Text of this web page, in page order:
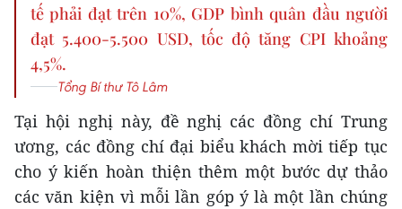
tế phải đạt trên 10%, GDP bình quân đầu người
đạt 5.400-5.500 USD, tốc độ tăng CPI khoảng
4,5%.
Tổng Bí thư Tô Lâm
Tại hội nghị này, đề nghị các đồng chí Trung
ương, các đồng chí đại biểu khách mời tiếp tục
cho ý kiến hoàn thiện thêm một bước dự thảo
các văn kiện vì mỗi lần góp ý là một lần chúng